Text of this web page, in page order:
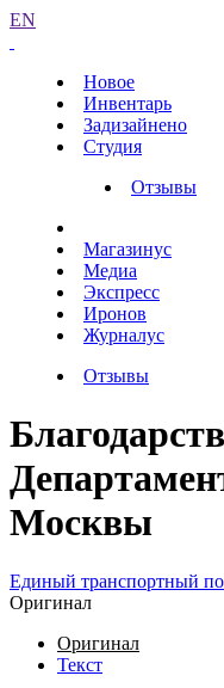
EN
Новое
Инвентарь
Задизайнено
Студия
Отзывы
Магазинус
Медиа
Экспресс
Иронов
Журналус
Отзывы
Москвы
Единый транспортный
Оригинал
Оригинал
Текст